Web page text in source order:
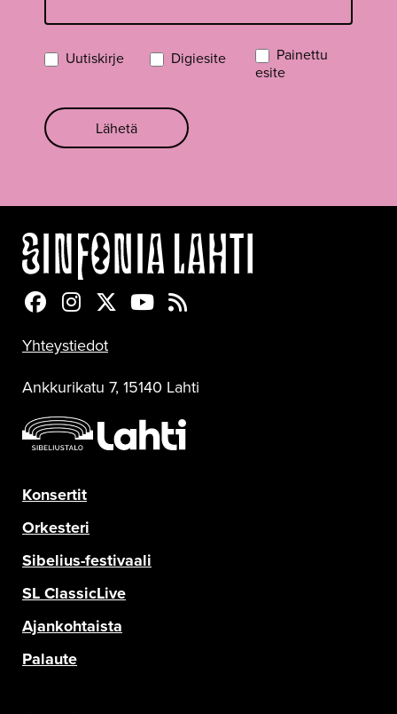
Uutiskirje Digiesite
Painettu
esite
Lähetä
Sinfonia Lahti Facebookissa
Sinfonia Lahti Instagramissa
Sinfonia Lahti Twitterissä
Sinfonia Lahti YouTubessa
Sinfonia Lahti RSS-feed
Yhteystiedot
Ankkurikatu 7, 15140 Lahti
Konsertit
Orkesteri
Sibelius-festivaali
SL ClassicLive
Ajankohtaista
Palaute